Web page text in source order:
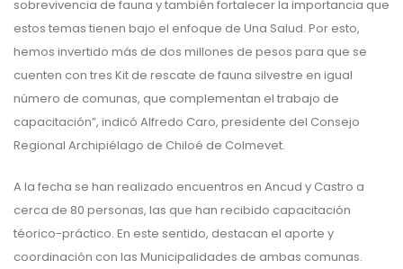
sobrevivencia de fauna y también fortalecer la importancia que
estos temas tienen bajo el enfoque de Una Salud. Por esto,
hemos invertido más de dos millones de pesos para que se
cuenten con tres Kit de rescate de fauna silvestre en igual
número de comunas, que complementan el trabajo de
capacitación”, indicó Alfredo Caro, presidente del Consejo
Regional Archipiélago de Chiloé de Colmevet.
A la fecha se han realizado encuentros en Ancud y Castro a
cerca de 80 personas, las que han recibido capacitación
téorico-práctico. En este sentido, destacan el aporte y
coordinación con las Municipalidades de ambas comunas.